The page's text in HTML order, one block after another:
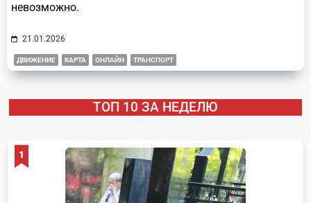
невозможно.
21.01.2026
ДВИЖЕНИЕ КАРТА ОНЛАЙН ТРАНСПОРТ
ТОП 10 ЗА НЕДЕЛЮ